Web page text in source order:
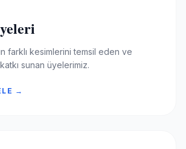
farklı kesimlerini temsil eden ve
sunan üyelerimiz.
→